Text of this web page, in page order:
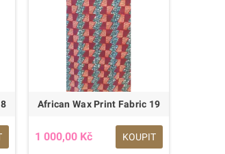
African Wax Print Fabric 19
1 000,00 Kč KOUPIT